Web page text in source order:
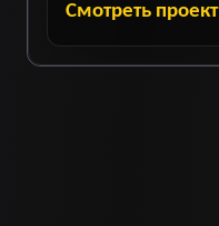
Смотреть проект